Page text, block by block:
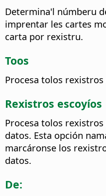
Determina'l númberu
imprentar les cartes
carta por rexistru.
Toos
Procesa tolos rexistros
Rexistros escoyíos
Procesa tolos
datos. Esta opción
marcáronse los
datos.
De: